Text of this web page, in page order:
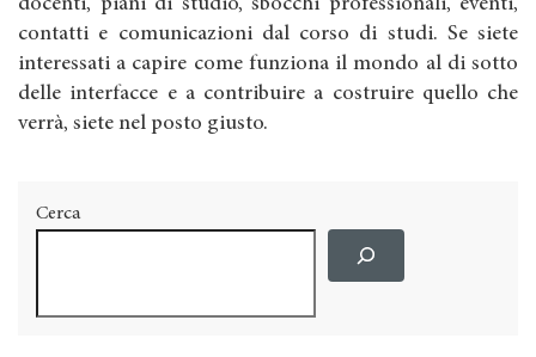
docenti, piani di studio, sbocchi professionali, eventi,
contatti e comunicazioni dal corso di studi. Se siete
interessati a capire come funziona il mondo al di sotto
delle interfacce e a contribuire a costruire quello che
verrà, siete nel posto giusto.
Cerca